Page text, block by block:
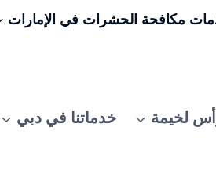
مكافحة الحشرات في الإمارات
لخيمة خدماتنا في دبي